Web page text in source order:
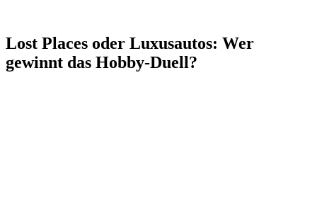
Lost Places oder Luxusautos: Wer
gewinnt das Hobby‑Duell?